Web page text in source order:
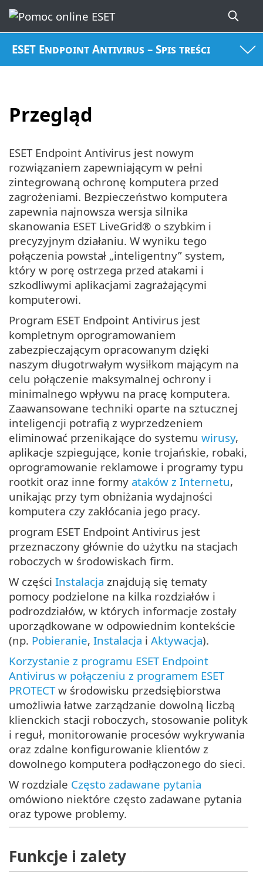
ESET Endpoint Antivirus – Spis treści
Przegląd
ESET Endpoint Antivirus jest nowym
rozwiązaniem zapewniającym w pełni
zintegrowaną ochronę komputera przed
zagrożeniami. Bezpieczeństwo komputera
zapewnia najnowsza wersja silnika
skanowania ESET LiveGrid® o szybkim i
precyzyjnym działaniu. W wyniku tego
połączenia powstał „inteligentny” system,
który w porę ostrzega przed atakami i
szkodliwymi aplikacjami zagrażającymi
komputerowi.
Program ESET Endpoint Antivirus jest
kompletnym oprogramowaniem
zabezpieczającym opracowanym dzięki
naszym długotrwałym wysiłkom mającym na
celu połączenie maksymalnej ochrony i
minimalnego wpływu na pracę komputera.
Zaawansowane techniki oparte na sztucznej
inteligencji potrafią z wyprzedzeniem
eliminować przenikające do systemu wirusy,
aplikacje szpiegujące, konie trojańskie, robaki,
oprogramowanie reklamowe i programy typu
rootkit oraz inne formy ataków z Internetu,
unikając przy tym obniżania wydajności
komputera czy zakłócania jego pracy.
program ESET Endpoint Antivirus jest
przeznaczony głównie do użytku na stacjach
roboczych w środowiskach firm.
W części Instalacja znajdują się tematy
pomocy podzielone na kilka rozdziałów i
podrozdziałów, w których informacje zostały
uporządkowane w odpowiednim kontekście
(np. Pobieranie, Instalacja i Aktywacja).
Korzystanie z programu ESET Endpoint
Antivirus w połączeniu z programem ESET
PROTECTw środowisku przedsiębiorstwa
umożliwia łatwe zarządzanie dowolną liczbą
klienckich stacji roboczych, stosowanie polityk
i reguł, monitorowanie procesów wykrywania
oraz zdalne konfigurowanie klientów z
dowolnego komputera podłączonego do sieci.
W rozdziale Często zadawane pytania
omówiono niektóre często zadawane pytania
oraz typowe problemy.
Funkcje i zalety